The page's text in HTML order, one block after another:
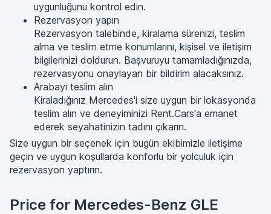
uygunluğunu kontrol edin.
Rezervasyon yapın
Rezervasyon talebinde, kiralama sürenizi, teslim
alma ve teslim etme konumlarını, kişisel ve iletişim
bilgilerinizi doldurun. Başvuruyu tamamladığınızda,
rezervasyonu onaylayan bir bildirim alacaksınız.
Arabayı teslim alın
Kiraladığınız Mercedes'i size uygun bir lokasyonda
teslim alın ve deneyiminizi Rent.Cars'a emanet
ederek seyahatinizin tadını çıkarın.
Size uygun bir seçenek için bugün ekibimizle iletişime
geçin ve uygun koşullarda konforlu bir yolculuk için
rezervasyon yaptırın.
Price for Mercedes-Benz GLE